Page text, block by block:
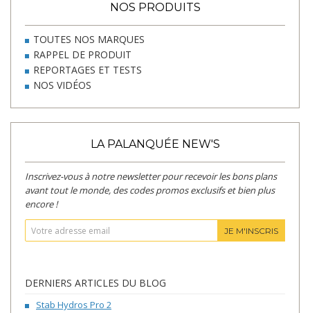
NOS PRODUITS
TOUTES NOS MARQUES
RAPPEL DE PRODUIT
REPORTAGES ET TESTS
NOS VIDÉOS
LA PALANQUÉE NEW'S
Inscrivez-vous à notre newsletter pour recevoir les bons plans
avant tout le monde, des codes promos exclusifs et bien plus
encore !
JE M'INSCRIS
DERNIERS ARTICLES DU BLOG
Stab Hydros Pro 2